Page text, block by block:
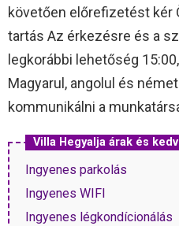
követően előrefizetést kér
tartás Az érkezésre és a
legkorábbi lehetőség
Magyarul, angolul és
kommunikálni a
Villa Hegyalja árak és
Ingyenes parkolás
Ingyenes WIFI
Ingyenes légkondícionálás